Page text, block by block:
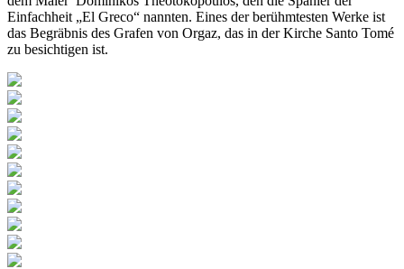
Einfachheit „El Greco“ nannten. Eines der berühmtesten Werke ist
das Begräbnis des Grafen von Orgaz, das in der Kirche Santo Tomé
zu besichtigen ist.